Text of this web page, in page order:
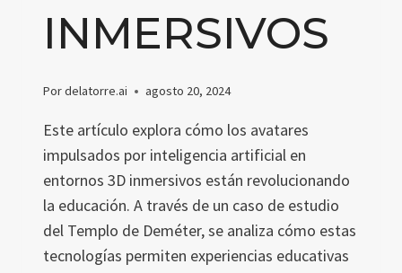
INMERSIVOS
Pordelatorre.ai agosto 20, 2024
Este artículo explora cómo los avatares
impulsados por inteligencia artificial en
entornos 3D inmersivos están revolucionando
la educación. A través de un caso de estudio
del Templo de Deméter, se analiza cómo estas
tecnologías permiten experiencias educativas